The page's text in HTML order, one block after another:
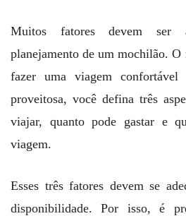
Muitos fatores devem ser
planejamento de um mochilão. O
fazer uma viagem confortável
proveitosa, você defina três
viajar, quanto pode gastar e
viagem.
Esses três fatores devem se
disponibilidade. Por isso, é